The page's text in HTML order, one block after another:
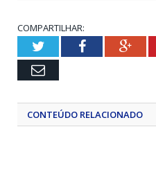
COMPARTILHAR:
TwitterFacebook
Email
CONTEÚDO RELACIONADO